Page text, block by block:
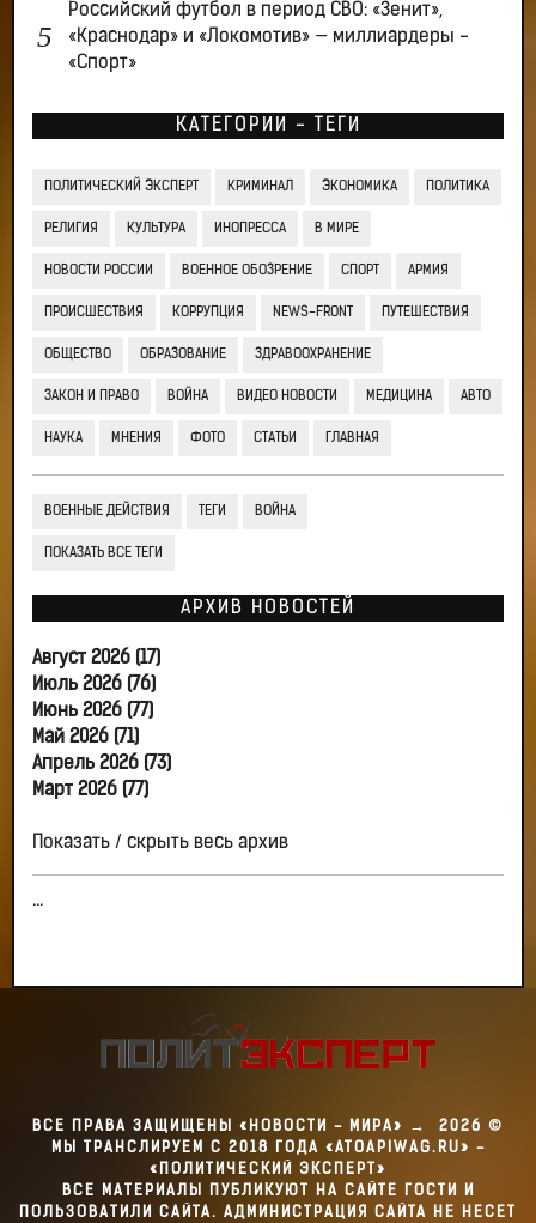
Российский футбол в период СВО: «Зенит»,
«Краснодар» и «Локомотив» — миллиардеры -
«Спорт»
КАТЕГОРИИ - ТЕГИ
ПОЛИТИЧЕСКИЙ ЭКСПЕРТ КРИМИНАЛ ЭКОНОМИКА ПОЛИТИКА
РЕЛИГИЯ КУЛЬТУРА ИНОПРЕССА В МИРЕ
НОВОСТИ РОССИИ ВОЕННОЕ ОБОЗРЕНИЕ СПОРТ АРМИЯ
ПРОИСШЕСТВИЯ КОРРУПЦИЯ NEWS-FRONT ПУТЕШЕСТВИЯ
ОБЩЕСТВО ОБРАЗОВАНИЕ ЗДРАВООХРАНЕНИЕ
ЗАКОН И ПРАВО ВОЙНА ВИДЕО НОВОСТИ МЕДИЦИНА АВТО
НАУКА МНЕНИЯ ФОТО СТАТЬИ ГЛАВНАЯ
ВОЕННЫЕ ДЕЙСТВИЯ ТЕГИ ВОЙНА
ПОКАЗАТЬ ВСЕ ТЕГИ
АРХИВ НОВОСТЕЙ
Август 2026 (17)
Июль 2026 (76)
Июнь 2026 (77)
Май 2026 (71)
Апрель 2026 (73)
Март 2026 (77)
Показать / скрыть весь архив
...
ВСЕ ПРАВА ЗАЩИЩЕНЫ «НОВОСТИ - МИРА» → 2026 ©
МЫ ТРАНСЛИРУЕМ С 2018 ГОДА «ATOAPIWAG.RU» -
«ПОЛИТИЧЕСКИЙ ЭКСПЕРТ»
ВСЕ МАТЕРИАЛЫ ПУБЛИКУЮТ НА САЙТЕ ГОСТИ И
ПОЛЬЗОВАТИЛИ САЙТА. АДМИНИСТРАЦИЯ САЙТА НЕ НЕСЕТ